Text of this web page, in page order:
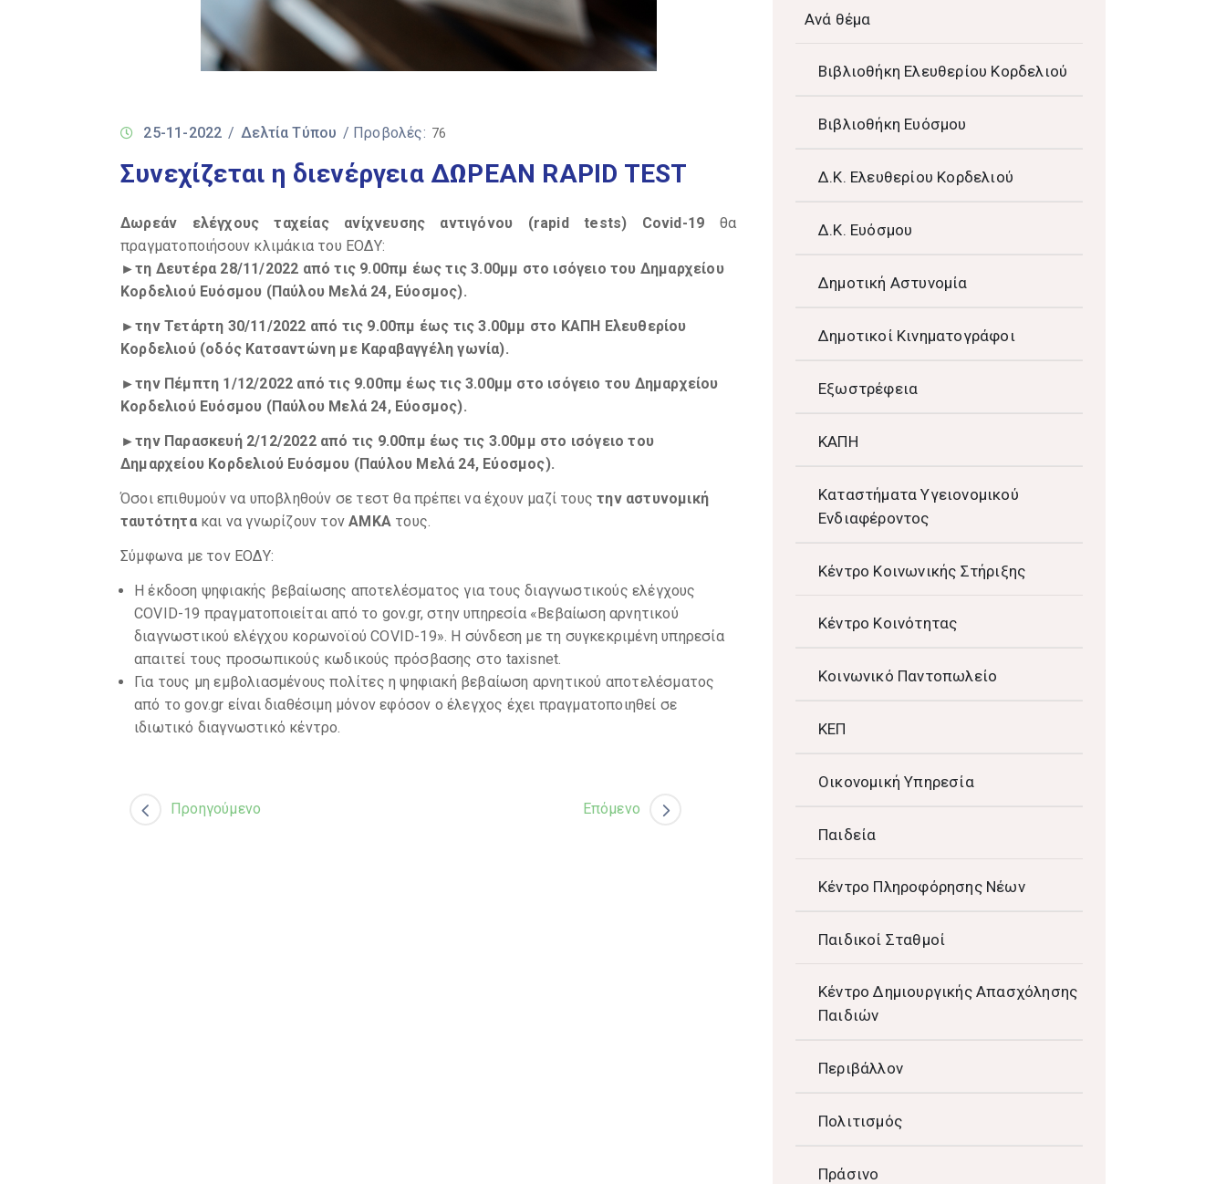
25-11-2022 / Δελτία Τύπου / Προβολές: 76
Συνεχίζεται η διενέργεια ΔΩΡΕΑΝ RAPID TEST
Δωρεάν ελέγχους ταχείας ανίχνευσης αντιγόνου (rapid tests) Covid-19 θα
πραγματοποιήσουν κλιμάκια του ΕΟΔΥ:
►τη Δευτέρα 28/11/2022 από τις 9.00πμ έως τις 3.00μμ στο ισόγειο του Δημαρχείου
Κορδελιού Ευόσμου (Παύλου Μελά 24, Εύοσμος).
►την Τετάρτη 30/11/2022 από τις 9.00πμ έως τις 3.00μμ στο ΚΑΠΗ Ελευθερίου
Κορδελιού (οδός Κατσαντώνη με Καραβαγγέλη γωνία).
►την Πέμπτη 1/12/2022 από τις 9.00πμ έως τις 3.00μμ στο ισόγειο του Δημαρχείου
Κορδελιού Ευόσμου (Παύλου Μελά 24, Εύοσμος).
►την Παρασκευή 2/12/2022 από τις 9.00πμ έως τις 3.00μμ στο ισόγειο του
Δημαρχείου Κορδελιού Ευόσμου (Παύλου Μελά 24, Εύοσμος).
Όσοι επιθυμούν να υποβληθούν σε τεστ θα πρέπει να έχουν μαζί τουςτην αστυνομική
ταυτότητα και να γνωρίζουν τονΑΜΚΑ τους.
Σύμφωνα με τον ΕΟΔΥ:
Η έκδοση ψηφιακής βεβαίωσης αποτελέσματος για τους διαγνωστικούς ελέγχους
COVID-19 πραγματοποιείται από το gov.gr, στην υπηρεσία «Βεβαίωση αρνητικού
διαγνωστικού ελέγχου κορωνοϊού COVID-19». Η σύνδεση με τη συγκεκριμένη υπηρεσία
απαιτεί τους προσωπικούς κωδικούς πρόσβασης στο taxisnet.
Για τους μη εμβολιασμένους πολίτες η ψηφιακή βεβαίωση αρνητικού αποτελέσματος
από το gov.gr είναι διαθέσιμη μόνον εφόσον ο έλεγχος έχει πραγματοποιηθεί σε
ιδιωτικό διαγνωστικό κέντρο.
Προηγούμενο Επόμενο
Ανά θέμα
Βιβλιοθήκη Ελευθερίου Κορδελιού
Βιβλιοθήκη Ευόσμου
Δ.Κ. Ελευθερίου Κορδελιού
Δ.Κ. Ευόσμου
Δημοτική Αστυνομία
Δημοτικοί Κινηματογράφοι
Εξωστρέφεια
ΚΑΠΗ
Καταστήματα Υγειονομικού
Ενδιαφέροντος
Κέντρο Κοινωνικής Στήριξης
Κέντρο Κοινότητας
Κοινωνικό Παντοπωλείο
ΚΕΠ
Οικονομική Υπηρεσία
Παιδεία
Κέντρο Πληροφόρησης Νέων
Παιδικοί Σταθμοί
Κέντρο Δημιουργικής Απασχόλησης
Παιδιών
Περιβάλλον
Πολιτισμός
Πράσινο